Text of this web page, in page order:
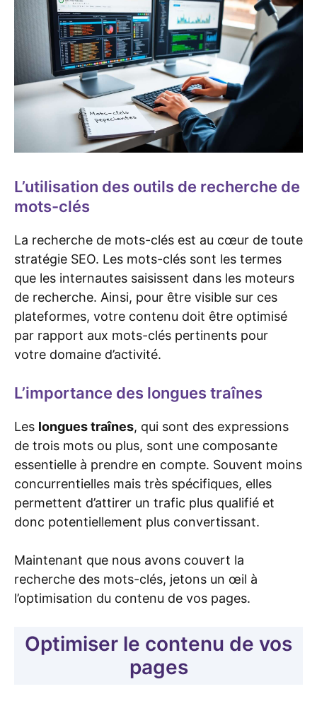
L’utilisation des outils de recherche de
mots-clés
La recherche de mots-clés est au cœur de toute
stratégie SEO. Les mots-clés sont les termes
que les internautes saisissent dans les moteurs
de recherche. Ainsi, pour être visible sur ces
plateformes, votre contenu doit être optimisé
par rapport aux mots-clés pertinents pour
votre domaine d’activité.
L’importance des longues traînes
Les longues traînes, qui sont des expressions
de trois mots ou plus, sont une composante
essentielle à prendre en compte. Souvent moins
concurrentielles mais très spécifiques, elles
permettent d’attirer un trafic plus qualifié et
donc potentiellement plus convertissant.
Maintenant que nous avons couvert la
recherche des mots-clés, jetons un œil à
l’optimisation du contenu de vos pages.
Optimiser le contenu de vos
pages